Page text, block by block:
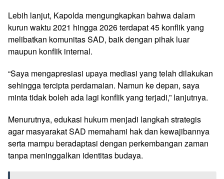
Lebih lanjut, Kapolda mengungkapkan bahwa dalam
kurun waktu 2021 hingga 2026 terdapat 45 konflik yang
melibatkan komunitas SAD, baik dengan pihak luar
maupun konflik internal.
“Saya mengapresiasi upaya mediasi yang telah dilakukan
sehingga tercipta perdamaian. Namun ke depan, saya
minta tidak boleh ada lagi konflik yang terjadi,” lanjutnya.
Menurutnya, edukasi hukum menjadi langkah strategis
agar masyarakat SAD memahami hak dan kewajibannya
serta mampu beradaptasi dengan perkembangan zaman
tanpa meninggalkan identitas budaya.